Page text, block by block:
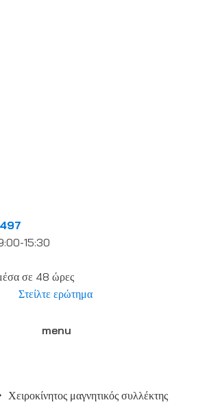
15:30
σε 48 ώρες
Στείλτε ερώτημα
menu
Χειροκίνητος μαγνητικός συλλέκτης